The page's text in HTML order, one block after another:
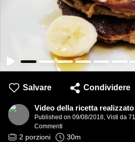
Salvare Condividere
Video della ricetta
Published on 09/08/2018, Visti da
Commenti
2 porzioni 30m